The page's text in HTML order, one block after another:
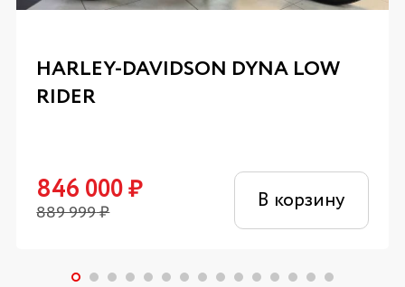
HARLEY-DAVIDSON DYNA LOW
RIDER
846 000₽
889 999₽ В корзину